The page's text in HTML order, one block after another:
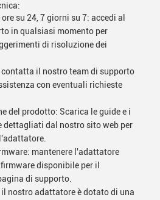
su 24, 7 giorni su 7: accedi al
in qualsiasi momento per
di risoluzione dei
il nostro team di supporto
con eventuali richieste
del prodotto: Scarica le guide e i
dal nostro sito web per
mantenere l'adattatore
disponibile per il
di supporto.
nostro adattatore è dotato di una